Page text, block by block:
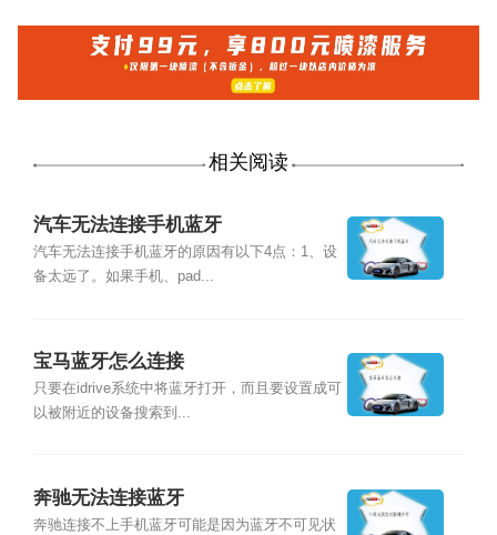
相关阅读
汽车无法连接手机蓝牙
汽车无法连接手机蓝牙的原因有以下4点：1、设
备太远了。如果手机、pad...
宝马蓝牙怎么连接
只要在idrive系统中将蓝牙打开，而且要设置成可
以被附近的设备搜索到...
奔驰无法连接蓝牙
奔驰连接不上手机蓝牙可能是因为蓝牙不可见状